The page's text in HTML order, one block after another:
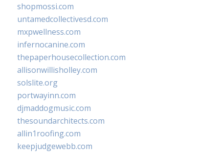
shopmossi.com
untamedcollectivesd.com
mxpwellness.com
infernocanine.com
thepaperhousecollection.com
allisonwillisholley.com
solslite.org
portwayinn.com
djmaddogmusic.com
thesoundarchitects.com
allin1roofing.com
keepjudgewebb.com